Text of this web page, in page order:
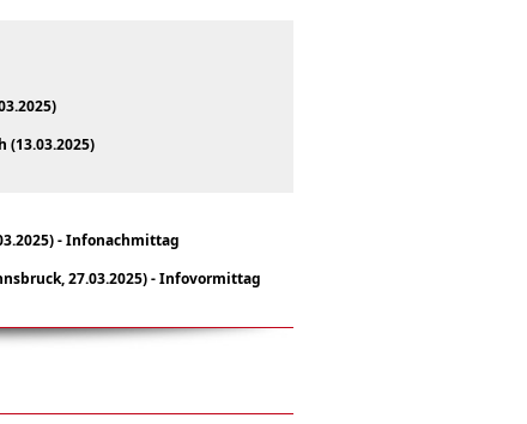
- Infonachmittag
27.03.2025) - Infovormittag